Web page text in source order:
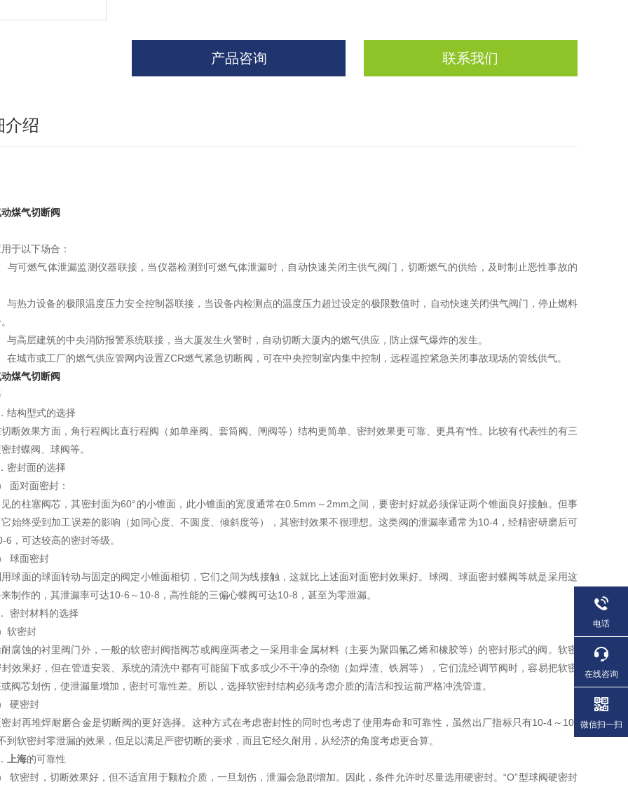
产品咨询 联系我们
介绍
煤气切断阀
于以下场合：
与可燃气体泄漏监测仪器联接，当仪器检测到可燃气体泄漏时，自动快速关闭主供气阀门，切断燃气的供给，及时制止恶性事故的
与热力设备的极限温度压力安全控制器联接，当设备内检测点的温度压力超过设定的极限数值时，自动快速关闭供气阀门，停止燃料
与高层建筑的中央消防报警系统联接，当大厦发生火警时，自动切断大厦内的燃气供应，防止煤气爆炸的发生。
在城市或工厂的燃气供应管网内设置ZCR燃气紧急切断阀，可在中央控制室内集中控制，远程遥控紧急关闭事故现场的管线供气。
煤气切断阀
结构型式的选择
断效果方面，角行程阀比直行程阀（如单座阀、套筒阀、闸阀等）结构更简单、密封效果更可靠、更具有*性。比较有代表性的有三
封蝶阀、球阀等。
密封面的选择
面对面密封：
的柱塞阀芯，其密封面为60°的小锥面，此小锥面的宽度通常在0.5mm～2mm之间，要密封好就必须保证两个锥面良好接触。但事
始终受到加工误差的影响（如同心度、不圆度、倾斜度等），其密封效果不很理想。这类阀的泄漏率通常为10-4，经精密研磨后可
6，可达较高的密封等级。
球面密封
球面的球面转动与固定的阀定小锥面相切，它们之间为线接触，这就比上述面对面密封效果好。球阀、球面密封蝶阀等就是采用这
制作的，其泄漏率可达10-6～10-8，高性能的三偏心蝶阀可达10-8，甚至为零泄漏。
密封材料的选择
软密封
腐蚀的衬里阀门外，一般的软密封阀指阀芯或阀座两者之一采用非金属材料（主要为聚四氟乙烯和橡胶等）的密封形式的阀。软密
效果好，但在管道安装、系统的清洗中都有可能留下或多或少不干净的杂物（如焊渣、铁屑等），它们流经调节阀时，容易把软密
阀芯划伤，使泄漏量增加，密封可靠性差。所以，选择软密封结构必须考虑介质的清洁和投运前严格冲洗管道。
硬密封
封再堆焊耐磨合金是切断阀的更好选择。这种方式在考虑密封性的同时也考虑了使用寿命和可靠性，虽然出厂指标只有10-4～10-
到软密封零泄漏的效果，但足以满足严密切断的要求，而且它经久耐用，从经济的角度考虑更合算。
上海的可靠性
软密封，切断效果好，但不适宜用于颗粒介质，一旦划伤，泄漏会急剧增加。因此，条件允许时尽量选用硬密封。“O”型球阀硬密封
电话
在线咨询
微信扫一扫